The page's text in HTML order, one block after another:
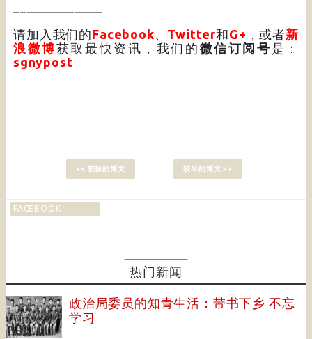
请加入我们的Facebook、 Twitter和G+ ，或者新
浪微博获取最快资讯，我们的 微信订阅号 是：
sgnypost
<< 较新的博文 较早的博文 >>
FACEBOOK
热门新闻
政治局委员的知青生活：带书下乡 不忘
学习